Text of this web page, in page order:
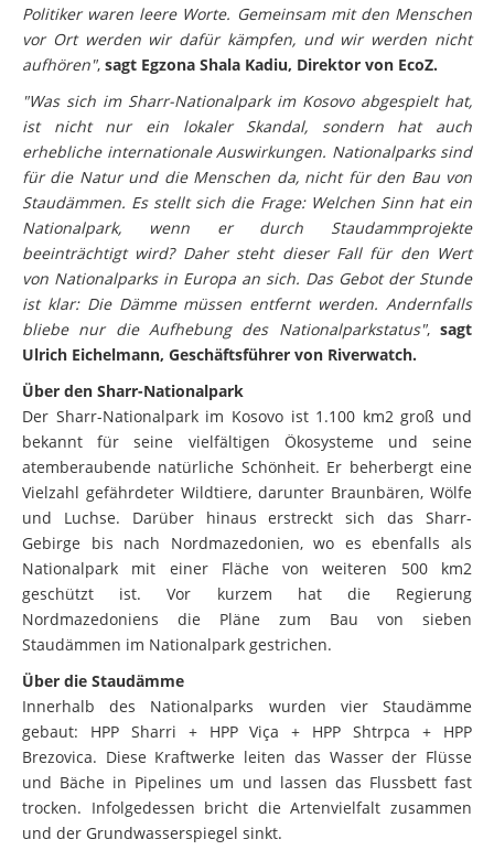
Politiker waren leere Worte. Gemeinsam mit den Menschen
vor Ort werden wir dafür kämpfen, und wir werden nicht
aufhören", sagt Egzona Shala Kadiu, Direktor von EcoZ.
"Was sich im Sharr-Nationalpark im Kosovo abgespielt hat,
ist nicht nur ein lokaler Skandal, sondern hat auch
erhebliche internationale Auswirkungen. Nationalparks sind
für die Natur und die Menschen da, nicht für den Bau von
Staudämmen. Es stellt sich die Frage: Welchen Sinn hat ein
Nationalpark, wenn er durch Staudammprojekte
beeinträchtigt wird? Daher steht dieser Fall für den Wert
von Nationalparks in Europa an sich. Das Gebot der Stunde
ist klar: Die Dämme müssen entfernt werden. Andernfalls
bliebe nur die Aufhebung des Nationalparkstatus",sagt
Ulrich Eichelmann, Geschäftsführer von Riverwatch.
Über den Sharr-Nationalpark
Der Sharr-Nationalpark im Kosovo ist 1.100 km2 groß und
bekannt für seine vielfältigen Ökosysteme und seine
atemberaubende natürliche Schönheit. Er beherbergt eine
Vielzahl gefährdeter Wildtiere, darunter Braunbären, Wölfe
und Luchse. Darüber hinaus erstreckt sich das Sharr-
Gebirge bis nach Nordmazedonien, wo es ebenfalls als
Nationalpark mit einer Fläche von weiteren 500 km2
geschützt ist. Vor kurzem hat die Regierung
Nordmazedoniens die Pläne zum Bau von sieben
Staudämmen im Nationalpark gestrichen.
Über die Staudämme
Innerhalb des Nationalparks wurden vier Staudämme
gebaut: HPP Sharri + HPP Viça + HPP Shtrpca + HPP
Brezovica. Diese Kraftwerke leiten das Wasser der Flüsse
und Bäche in Pipelines um und lassen das Flussbett fast
trocken. Infolgedessen bricht die Artenvielfalt zusammen
und der Grundwasserspiegel sinkt.